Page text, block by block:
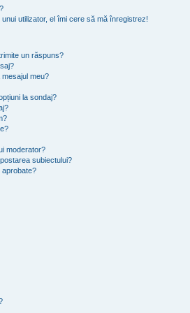
utilizator, el îmi cere să mă înregistrez!
un răspuns?
meu?
la sondaj?
moderator?
subiectului?
aprobate?